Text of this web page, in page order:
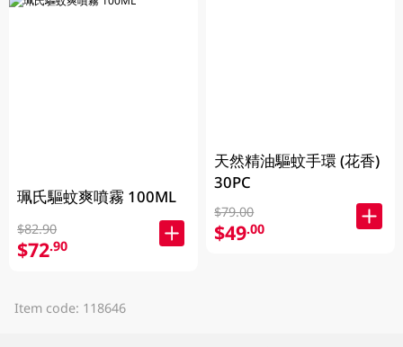
珮氏驅蚊爽噴霧 100ML
$82.90
$72.90
天然精油驅蚊手環 (花香)
30PC
$79.00
$49.00
Item code: 118646